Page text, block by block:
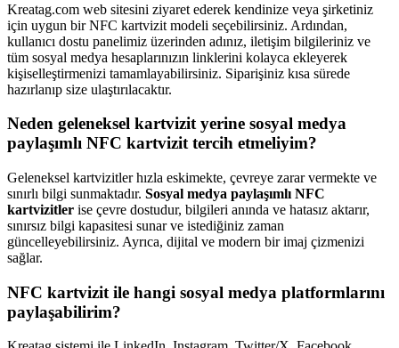
Kreatag.com web sitesini ziyaret ederek kendinize veya şirketiniz
için uygun bir NFC kartvizit modeli seçebilirsiniz. Ardından,
kullanıcı dostu panelimiz üzerinden adınız, iletişim bilgileriniz ve
tüm sosyal medya hesaplarınızın linklerini kolayca ekleyerek
kişiselleştirmenizi tamamlayabilirsiniz. Siparişiniz kısa sürede
hazırlanıp size ulaştırılacaktır.
Neden geleneksel kartvizit yerine sosyal medya
paylaşımlı NFC kartvizit tercih etmeliyim?
Geleneksel kartvizitler hızla eskimekte, çevreye zarar vermekte ve
sınırlı bilgi sunmaktadır. Sosyal medya paylaşımlı NFC
kartvizitler ise çevre dostudur, bilgileri anında ve hatasız aktarır,
sınırsız bilgi kapasitesi sunar ve istediğiniz zaman
güncelleyebilirsiniz. Ayrıca, dijital ve modern bir imaj çizmenizi
sağlar.
NFC kartvizit ile hangi sosyal medya platformlarını
paylaşabilirim?